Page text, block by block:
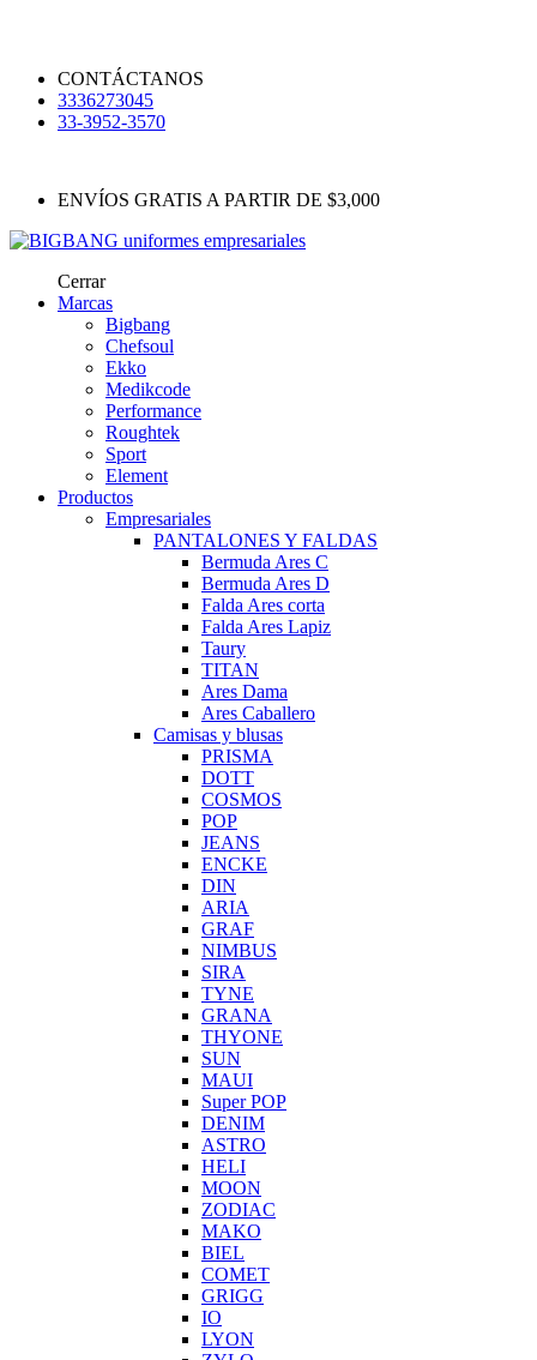
CONTÁCTANOS
3336273045
33-3952-3570
ENVÍOS GRATIS A PARTIR DE $3,000
Cerrar
Marcas
Bigbang
Chefsoul
Ekko
Medikcode
Performance
Roughtek
Sport
Element
Productos
Empresariales
PANTALONES Y FALDAS
Bermuda Ares C
Bermuda Ares D
Falda Ares corta
Falda Ares Lapiz
Taury
TITAN
Ares Dama
Ares Caballero
Camisas y blusas
PRISMA
DOTT
COSMOS
POP
JEANS
ENCKE
DIN
ARIA
GRAF
NIMBUS
SIRA
TYNE
GRANA
THYONE
SUN
MAUI
Super POP
DENIM
ASTRO
HELI
MOON
ZODIAC
MAKO
BIEL
COMET
GRIGG
IO
LYON